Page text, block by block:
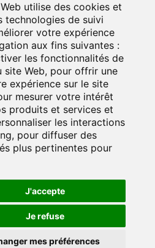
utilise des cookies et
technologies de suivi
votre expérience
aux fins suivantes :
les fonctionnalités de
site Web, pour offrir une
expérience sur le site
mesurer votre intérêt
produits et services et
les interactions
, pour diffuser des
plus pertinentes pour
J'accepte
Je refuse
mes préférences
Neuve
Cookies
d'utilisation
les cookies
la fontaine.